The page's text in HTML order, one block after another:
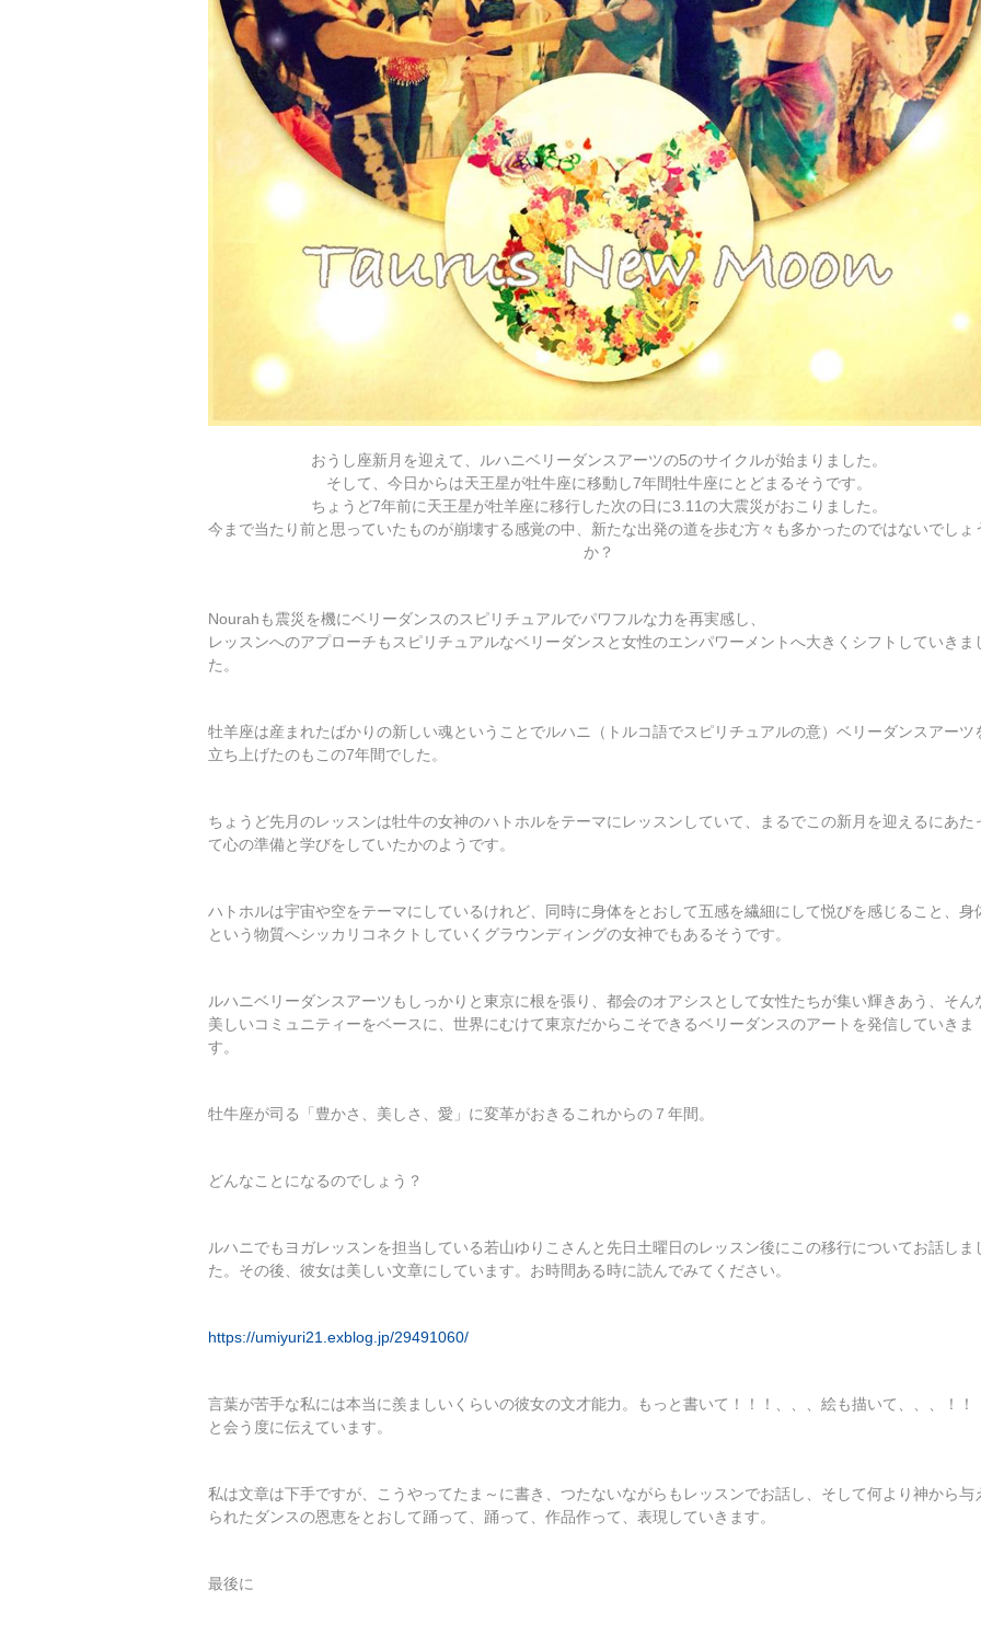
おうし座新月を迎えて、ルハニベリーダンスアーツの5のサイクルが始まりました。
そして、今日からは天王星が牡牛座に移動し7年間牡牛座にとどまるそうです。
ちょうど7年前に天王星が牡羊座に移行した次の日に3.11の大震災がおこりました。
今まで当たり前と思っていたものが崩壊する感覚の中、新たな出発の道を歩む方々も多かったのではないでしょ
か？
Nourahも震災を機にベリーダンスのスピリチュアルでパワフルな力を再実感し、
レッスンへのアプローチもスピリチュアルなベリーダンスと女性のエンパワーメントへ大きくシフトしていきま
た。
牡羊座は産まれたばかりの新しい魂ということでルハニ（トルコ語でスピリチュアルの意）ベリーダンスアーツ
立ち上げたのもこの7年間でした。
ちょうど先月のレッスンは牡牛の女神のハトホルをテーマにレッスンしていて、まるでこの新月を迎えるにあた
て心の準備と学びをしていたかのようです。
ハトホルは宇宙や空をテーマにしているけれど、同時に身体をとおして五感を繊細にして悦びを感じること、身
という物質へシッカリコネクトしていくグラウンディングの女神でもあるそうです。
ルハニベリーダンスアーツもしっかりと東京に根を張り、都会のオアシスとして女性たちが集い輝きあう、そん
美しいコミュニティーをベースに、世界にむけて東京だからこそできるベリーダンスのアートを発信していきま
す。
牡牛座が司る「豊かさ、美しさ、愛」に変革がおきるこれからの７年間。
どんなことになるのでしょう？
ルハニでもヨガレッスンを担当している若山ゆりこさんと先日土曜日のレッスン後にこの移行についてお話しま
た。その後、彼女は美しい文章にしています。お時間ある時に読んでみてください。
https://umiyuri21.exblog.jp/29491060/
言葉が苦手な私には本当に羨ましいくらいの彼女の文才能力。もっと書いて！！！、、、絵も描いて、、、！！
と会う度に伝えています。
私は文章は下手ですが、こうやってたま～に書き、つたないながらもレッスンでお話し、そして何より神から与
られたダンスの恩恵をとおして踊って、踊って、作品作って、表現していきます。
最後に